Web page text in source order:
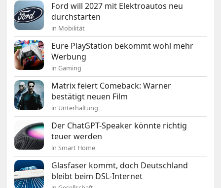
Ford will 2027 mit Elektroautos neu
durchstarten
in Mobilität
Eure PlayStation bekommt wohl mehr
Werbung
in Gaming
Matrix feiert Comeback: Warner
bestätigt neuen Film
in Unterhaltung
Der ChatGPT-Speaker könnte richtig
teuer werden
in Smart Home
Glasfaser kommt, doch Deutschland
bleibt beim DSL-Internet